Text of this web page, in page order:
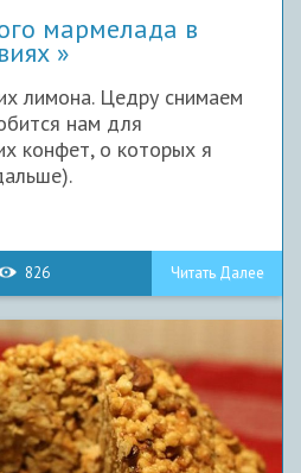
мармелада в
лимона. Цедру снимаем
нам для
конфет, о которых я
826 Читать Далее